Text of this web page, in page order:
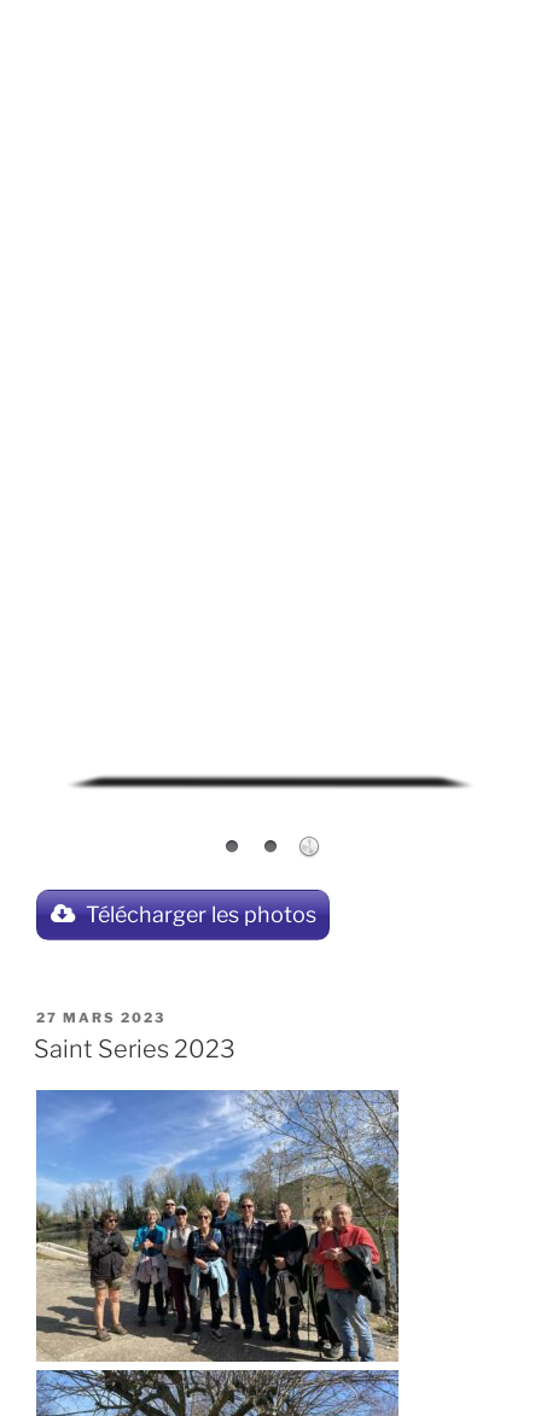
Télécharger les photos
PUBLIÉ
LE
27 MARS 2023
Saint Series 2023